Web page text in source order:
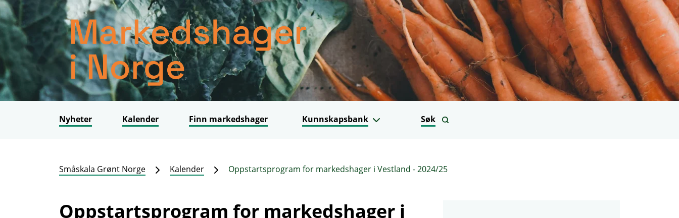
Nyheter Kalender Finn markedshager Kunnskapsbank Søk
Småskala Grønt Norge Kalender Oppstartsprogram for markedshager i Vestland - 2024/25
Oppstartsprogram for markedshager i